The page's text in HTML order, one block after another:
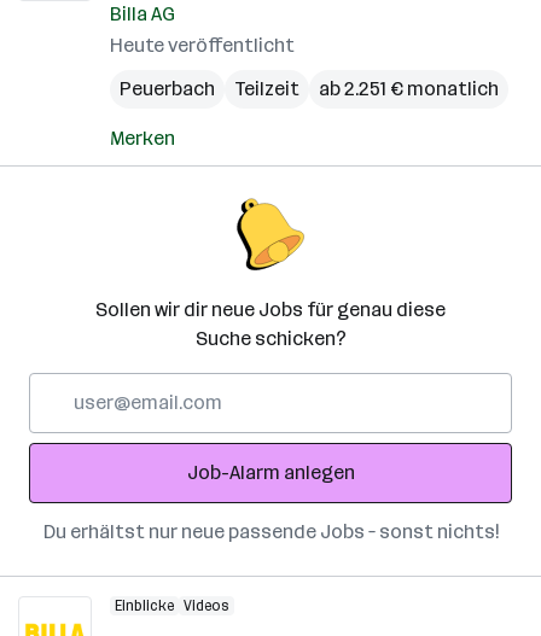
Billa AG
Heute veröffentlicht
Peuerbach
Teilzeit ab 2.251 € monatlich
Merken
Sollen wir dir neue Jobs für genau diese
Suche schicken?
Adresse
Job-Alarm anlegen
Du erhältst nur neue passende Jobs – sonst nichts!
Einblicke Videos